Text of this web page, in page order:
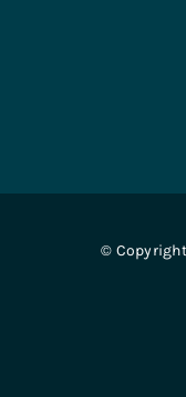
© Copyright